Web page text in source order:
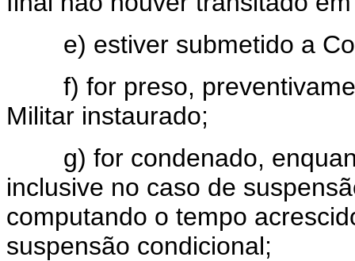
e) estiver submetido a
f) for preso,
Militar instaurado;
g) for condenado,
inclusive no caso de
computando o tempo
suspensão condicional;